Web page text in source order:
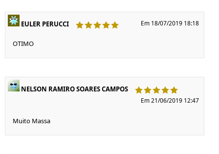
EULER PERUCCI Em 18/07/2019 18:18
OTIMO
NELSON RAMIRO SOARES CAMPOS
Em 21/06/2019 12:47
Muito Massa